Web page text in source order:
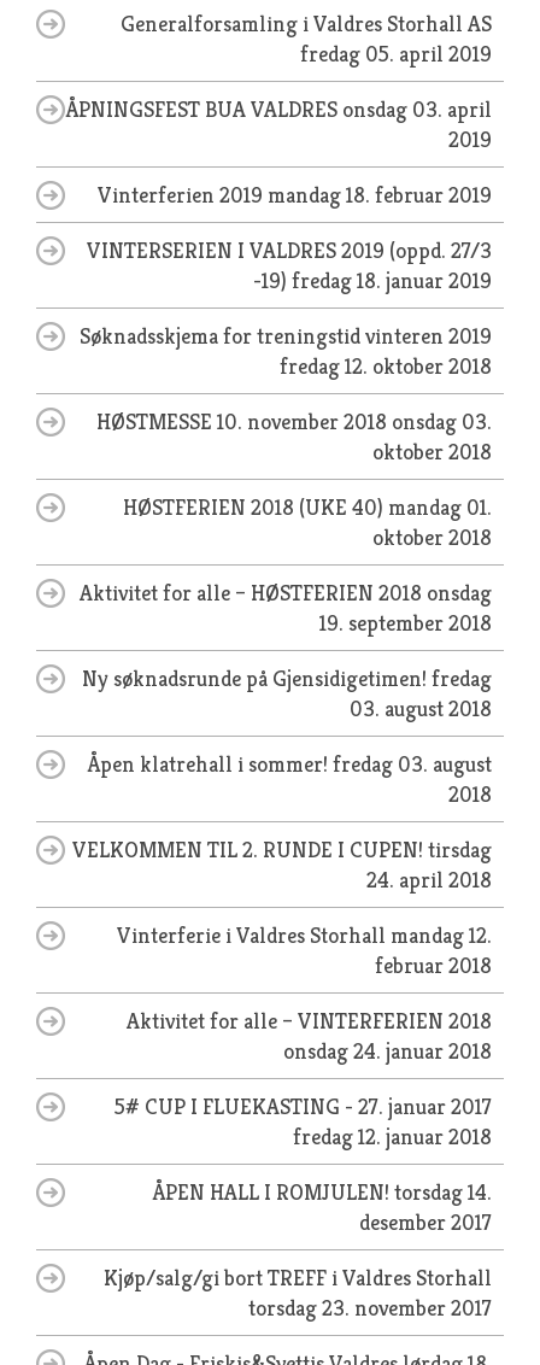
Generalforsamling i Valdres Storhall AS
fredag 05. april 2019
ÅPNINGSFEST BUA VALDRES onsdag 03. april
2019
Vinterferien 2019 mandag 18. februar 2019
VINTERSERIEN I VALDRES 2019 (oppd. 27/3
-19) fredag 18. januar 2019
Søknadsskjema for treningstid vinteren 2019
fredag 12. oktober 2018
HØSTMESSE 10. november 2018 onsdag 03.
oktober 2018
HØSTFERIEN 2018 (UKE 40) mandag 01.
oktober 2018
Aktivitet for alle – HØSTFERIEN 2018 onsdag
19. september 2018
Ny søknadsrunde på Gjensidigetimen! fredag
03. august 2018
Åpen klatrehall i sommer! fredag 03. august
2018
VELKOMMEN TIL 2. RUNDE I CUPEN! tirsdag
24. april 2018
Vinterferie i Valdres Storhall mandag 12.
februar 2018
Aktivitet for alle – VINTERFERIEN 2018
onsdag 24. januar 2018
5# CUP I FLUEKASTING - 27. januar 2017
fredag 12. januar 2018
ÅPEN HALL I ROMJULEN! torsdag 14.
desember 2017
Kjøp/salg/gi bort TREFF i Valdres Storhall
torsdag 23. november 2017